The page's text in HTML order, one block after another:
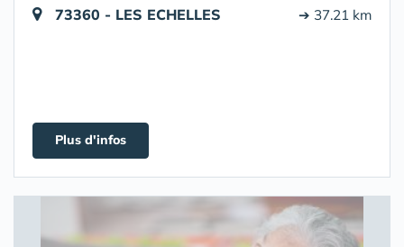
73360 - LES ECHELLES ➔ 37.21 km
Plus d'infos